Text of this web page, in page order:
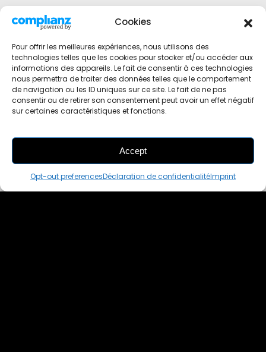
Cookies
Pour offrir les meilleures expériences, nous utilisons des
technologies telles que les cookies pour stocker et/ou accéder aux
informations des appareils. Le fait de consentir à ces technologies
nous permettra de traiter des données telles que le comportement
de navigation ou les ID uniques sur ce site. Le fait de ne pas
consentir ou de retirer son consentement peut avoir un effet négatif
sur certaines caractéristiques et fonctions.
Accept
Opt-out preferencesDéclaration de confidentialitéImprint
THIS PAIR IS
ALREADY SOLD OUT